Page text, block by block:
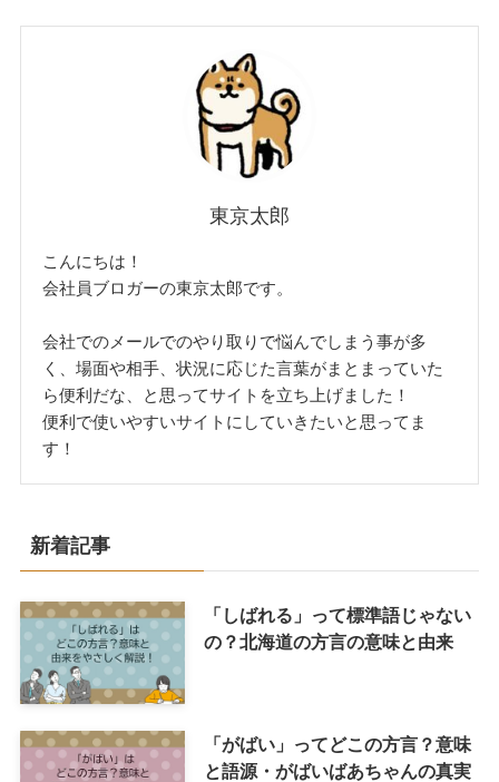
東京太郎
こんにちは！
会社員ブロガーの東京太郎です。
会社でのメールでのやり取りで悩んでしまう事が多
く、場面や相手、状況に応じた言葉がまとまっていた
ら便利だな、と思ってサイトを立ち上げました！
便利で使いやすいサイトにしていきたいと思ってま
す！
新着記事
「しばれる」って標準語じゃない
の？北海道の方言の意味と由来
「がばい」ってどこの方言？意味
と語源・がばいばあちゃんの真実